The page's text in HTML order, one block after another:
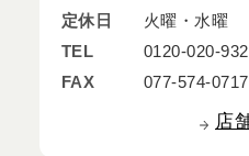
定休日
火曜・水曜
TEL
0120-020-932
FAX
077-574-0717
店